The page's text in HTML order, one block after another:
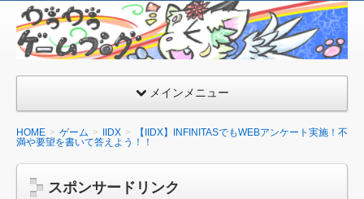
が
う
ゲ
ー
ム
ブ
ロ
メインメニュー
HOME ゲーム IIDX
【IIDX】INFINITASでもWEBアンケート実施！不
満や要望を書いて答えよう！！
スポンサードリンク